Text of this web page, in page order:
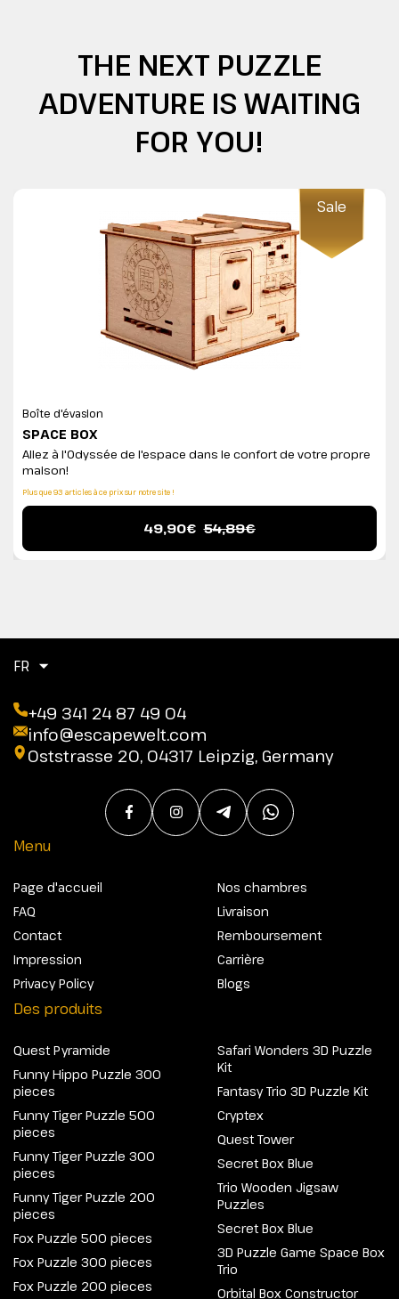
THE NEXT PUZZLE
ADVENTURE IS WAITING
FOR YOU!
Sale
Boîte d'évasion
SPACE BOX
Allez à l'Odyssée de l'espace dans le confort de votre propre
maison!
Plus que 93 articles à ce prix sur notre site !
49,90€ 54,89€
FR
+49 341 24 87 49 04
info@escapewelt.com
Oststrasse 20, 04317 Leipzig, Germany
Menu
Page d'accueil
FAQ
Contact
Impression
Privacy Policy
Nos chambres
Livraison
Remboursement
Carrière
Blogs
Des produits
Quest Pyramide
Funny Hippo Puzzle 300
pieces
Funny Tiger Puzzle 500
pieces
Funny Tiger Puzzle 300
pieces
Funny Tiger Puzzle 200
pieces
Fox Puzzle 500 pieces
Fox Puzzle 300 pieces
Fox Puzzle 200 pieces
Safari Wonders 3D Puzzle
Kit
Fantasy Trio 3D Puzzle Kit
Cryptex
Quest Tower
Secret Box Blue
Trio Wooden Jigsaw
Puzzles
Secret Box Blue
3D Puzzle Game Space Box
Trio
Orbital Box Constructor